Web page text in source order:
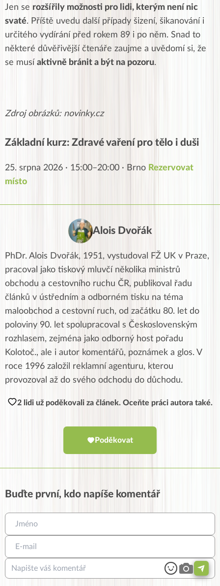
Jen se rozšířily možnosti pro lidi, kterým není nic
svaté. Příště uvedu další případy šizení, šikanování i
určitého vydírání před rokem 89 i po něm. Snad to
některé důvěřivější čtenáře zaujme a uvědomí si, že
se musí aktivně bránit a být na pozoru.
Zdroj obrázků: novinky.cz
Základní kurz: Zdravé vaření pro tělo i duši
25. srpna 2026 · 15:00–20:00 · Brno Rezervovat
místo
Alois Dvořák
PhDr. Alois Dvořák, 1951, vystudoval FŽ UK v Praze,
pracoval jako tiskový mluvčí několika ministrů
obchodu a cestovního ruchu ČR, publikoval řadu
článků v ústředním a odborném tisku na téma
maloobchod a cestovní ruch, od začátku 80. let do
poloviny 90. let spolupracoval s Československým
rozhlasem, zejména jako odborný host pořadu
Kolotoč., ale i autor komentářů, poznámek a glos. V
roce 1996 založil reklamní agenturu, kterou
provozoval až do svého odchodu do důchodu.
2 lidi už poděkovali za článek. Oceňte práci autora také.
Poděkovat
Buďte první, kdo napíše komentář